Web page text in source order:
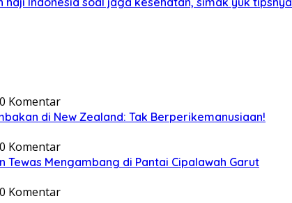
0 Komentar
di New Zealand: Tak Berperikemanusiaan!
0 Komentar
Tewas Mengambang di Pantai Cipalawah Garut
0 Komentar